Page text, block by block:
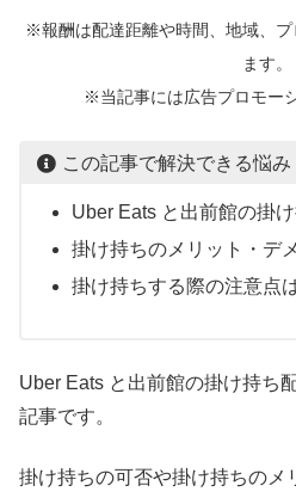
※報酬は配達距離や時間、地域、
ます。
※当記事には広告プロモー
この記事で解決できる悩み
Uber Eats と出前館の掛
掛け持ちのメリット・デ
掛け持ちする際の注意点
Uber Eats と出前館の掛け持ち
記事です。
掛け持ちの可否や掛け持ちのメ